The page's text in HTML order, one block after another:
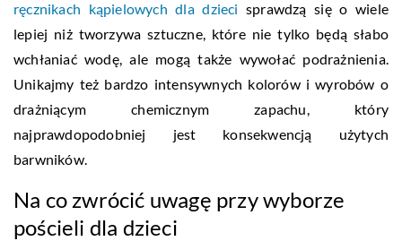
ręcznikach kąpielowych dla dzieci sprawdzą się o wiele
lepiej niż tworzywa sztuczne, które nie tylko będą słabo
wchłaniać wodę, ale mogą także wywołać podrażnienia.
Unikajmy też bardzo intensywnych kolorów i wyrobów o
drażniącym chemicznym zapachu, który
najprawdopodobniej jest konsekwencją użytych
barwników.
Na co zwrócić uwagę przy wyborze
pościeli dla dzieci